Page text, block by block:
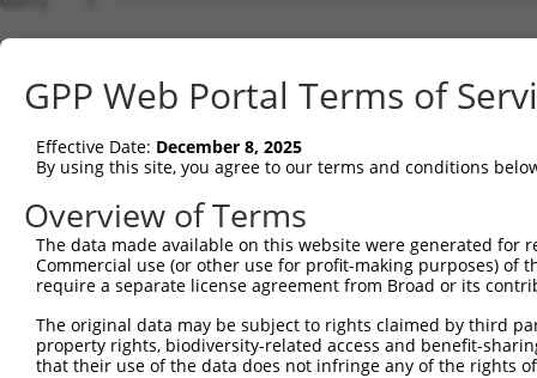
GPP Web Portal Terms of
Effective Date: December 8, 2025
By using this site, you agree to our terms and conditions
Overview of Terms
The data made available on this website were generated
Commercial use (or other use for profit-making purposes) of
require a separate license agreement from Broad or its
The original data may be subject to rights claimed by third
property rights, biodiversity-related access and benefit-
that their use of the data does not infringe any of the rights